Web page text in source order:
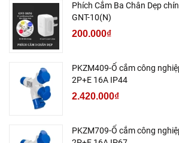
Phích Cắm Ba Chân Dẹp
GNT-10(N)
200.000₫
PKZM409-Ổ cắm công
2P+E 16A IP44
2.420.000₫
PKZM709-Ổ cắm công